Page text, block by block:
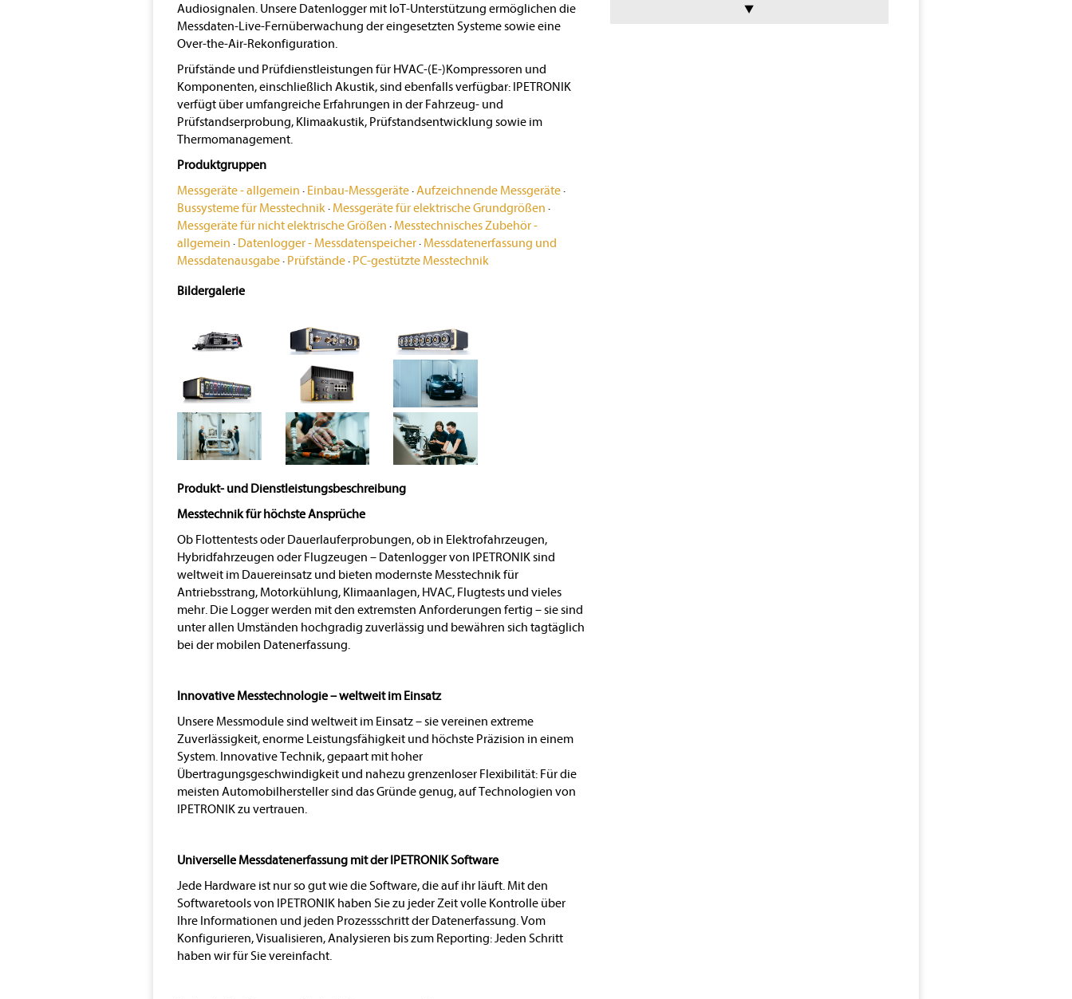
Audiosignalen. Unsere Datenlogger mit IoT-Unterstützung ermöglichen die
Messdaten-Live-Fernüberwachung der eingesetzten Systeme sowie eine
Over-the-Air-Rekonfiguration.
Prüfstände und Prüfdienstleistungen für HVAC-(E-)Kompressoren und
Komponenten, einschließlich Akustik, sind ebenfalls verfügbar: IPETRONIK
verfügt über umfangreiche Erfahrungen in der Fahrzeug- und
Prüfstandserprobung, Klimaakustik, Prüfstandsentwicklung sowie im
Thermomanagement.
Produktgruppen
Messgeräte - allgemein · Einbau-Messgeräte·Aufzeichnende Messgeräte·
Bussysteme für Messtechnik· Messgeräte für elektrische Grundgrößen ·
Messgeräte für nicht elektrische Größen · Messtechnisches Zubehör -
allgemein · Datenlogger - Messdatenspeicher· Messdatenerfassung und
Messdatenausgabe· Prüfstände· PC-gestützte Messtechnik
Bildergalerie
Produkt- und Dienstleistungsbeschreibung
Messtechnik für höchste Ansprüche
Ob Flottentests oder Dauerlauferprobungen, ob in Elektrofahrzeugen,
Hybridfahrzeugen oder Flugzeugen – Datenlogger von IPETRONIK sind
weltweit im Dauereinsatz und bieten modernste Messtechnik für
Antriebsstrang, Motorkühlung, Klimaanlagen, HVAC, Flugtests und vieles
mehr. Die Logger werden mit den extremsten Anforderungen fertig – sie sind
unter allen Umständen hochgradig zuverlässig und bewähren sich tagtäglich
bei der mobilen Datenerfassung.
Innovative Messtechnologie – weltweit im Einsatz
Unsere Messmodule sind weltweit im Einsatz – sie vereinen extreme
Zuverlässigkeit, enorme Leistungsfähigkeit und höchste Präzision in einem
System. Innovative Technik, gepaart mit hoher
Übertragungsgeschwindigkeit und nahezu grenzenloser Flexibilität: Für die
meisten Automobilhersteller sind das Gründe genug, auf Technologien von
IPETRONIK zu vertrauen.
Universelle Messdatenerfassung mit der IPETRONIK Software
Jede Hardware ist nur so gut wie die Software, die auf ihr läuft. Mit den
Softwaretools von IPETRONIK haben Sie zu jeder Zeit volle Kontrolle über
Ihre Informationen und jeden Prozessschritt der Datenerfassung. Vom
Konfigurieren, Visualisieren, Analysieren bis zum Reporting: Jeden Schritt
haben wir für Sie vereinfacht.
⯆